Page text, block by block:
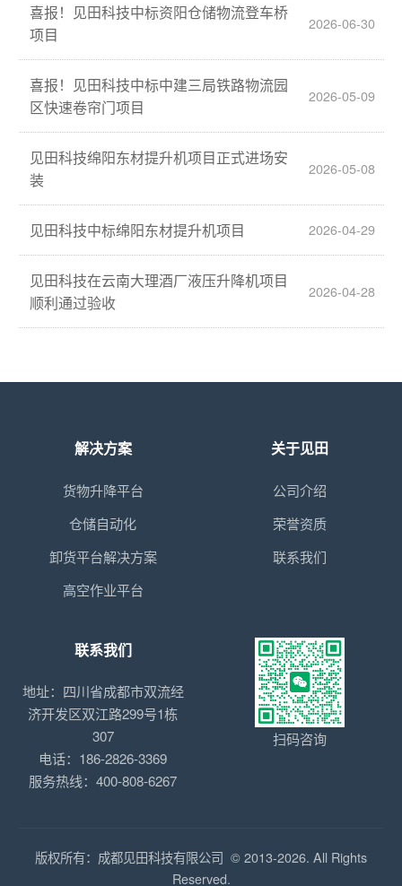
喜报！见田科技中标资阳仓储物流登车桥
项目
2026-06-30
喜报！见田科技中标中建三局铁路物流园
区快速卷帘门项目
2026-05-09
见田科技绵阳东材提升机项目正式进场安
装
2026-05-08
见田科技中标绵阳东材提升机项目 2026-04-29
见田科技在云南大理酒厂液压升降机项目
顺利通过验收
2026-04-28
解决方案
货物升降平台
仓储自动化
卸货平台解决方案
高空作业平台
关于见田
公司介绍
荣誉资质
联系我们
联系我们
地址：四川省成都市双流经
济开发区双江路299号1栋
307
电话：186-2826-3369
服务热线：400-808-6267
扫码咨询
版权所有：成都见田科技有限公司 © 2013-2026. All Rights
Reserved.